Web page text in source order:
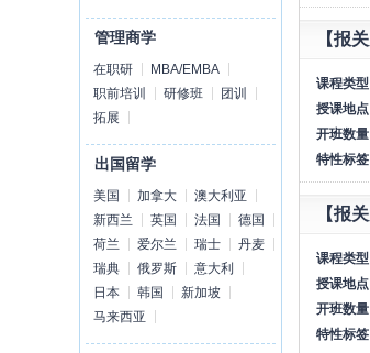
管理商学
在职研
MBA/EMBA
职前培训
研修班
团训
拓展
出国留学
美国 加拿大
澳大利亚
新西兰
英国 法国
德国
荷兰
爱尔兰 瑞士
丹麦
瑞典
俄罗斯
意大利
日本
韩国
新加坡
马来西亚
【报
课程类型
授课地点
开班数量
特性标签
【报
课程类型
授课地点
开班数量
特性标签